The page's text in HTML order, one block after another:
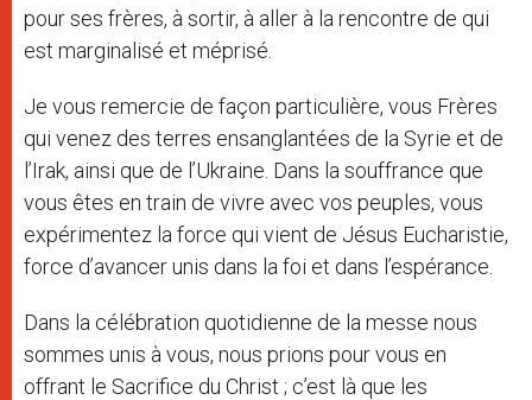
pour ses frères, à sortir, à aller à la rencontre de qui
est marginalisé et méprisé.
Je vous remercie de façon particulière, vous Frères
qui venez des terres ensanglantées de la Syrie et de
l’Irak, ainsi que de l’Ukraine. Dans la souffrance que
vous êtes en train de vivre avec vos peuples, vous
expérimentez la force qui vient de Jésus Eucharistie,
force d’avancer unis dans la foi et dans l’espérance.
Dans la célébration quotidienne de la messe nous
sommes unis à vous, nous prions pour vous en
offrant le Sacrifice du Christ ; c’est là que les